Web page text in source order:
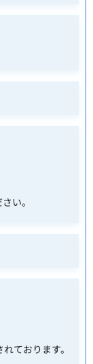
い。
ております。